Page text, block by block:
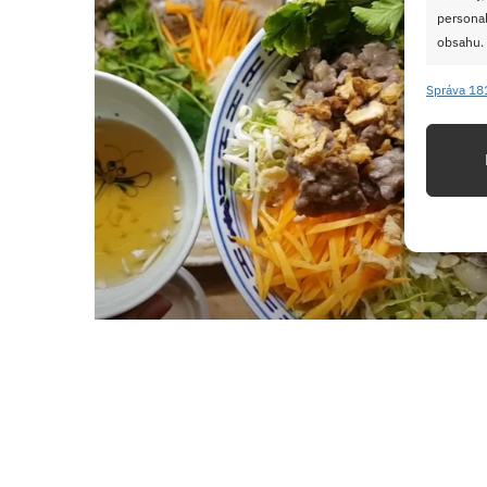
obsahu.
Správa